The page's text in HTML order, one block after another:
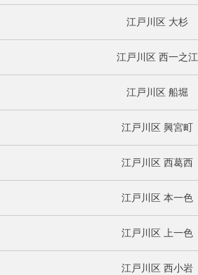
江戸川区 大杉
江戸川区 西一之江
江戸川区 船堀
江戸川区 興宮町
江戸川区 西葛西
江戸川区 本一色
江戸川区 上一色
江戸川区 西小岩